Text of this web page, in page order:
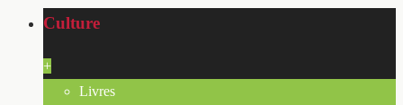
Culture
+
Livres